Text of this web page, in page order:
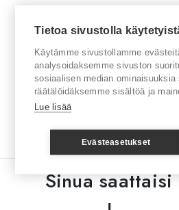
Lataa
Toimitusaika
Sinua
Tietoa sivustolla
Käytämme sivustollamme
analysoidaksemme sivuston
sosiaalisen median
räätälöidäksemme sisältöä ja
Lue lisää
Evästeasetukset